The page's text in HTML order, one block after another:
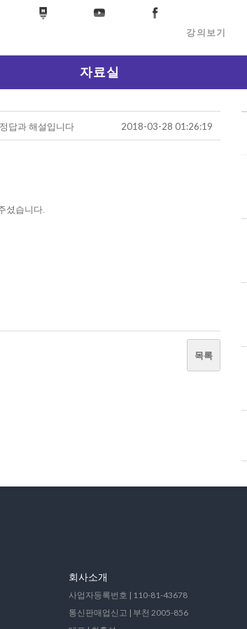
강의보기
자료실
답과 해설입니다 2018-03-28 01:26:19
셨습니다.
목록
회사소개
사업자등록번호 | 110-81-43678
통신판매업신고 | 부천 2005-856